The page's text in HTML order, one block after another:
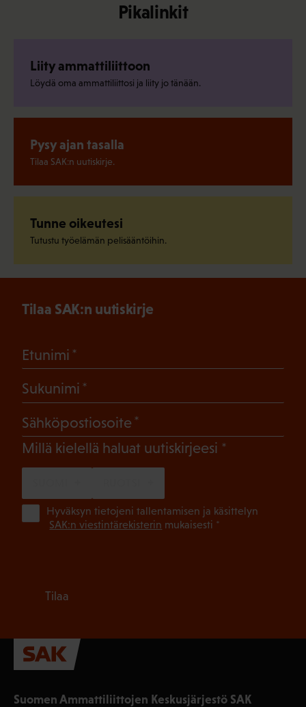
Pikalinkit
Liity ammattiliittoon
Löydä oma ammattiliittosi ja liity jo tänään.
Pysy ajan tasalla
Tilaa SAK:n uutiskirje.
Tunne oikeutesi
Tutustu työelämän pelisääntöihin.
Suomen Ammattiliittojen Keskusjärjestö SAK
Tilaa SAK:n uutiskirje
Etunimi
Sukunimi
Sähköpostiosoite
Millä kielellä haluat uutiskirjeesi (Pakollinen)
Hyväksyn tietojeni tallentamisen ja käsittelyn
SAK:n viestintärekisterin mukaisesti *
Tilaa